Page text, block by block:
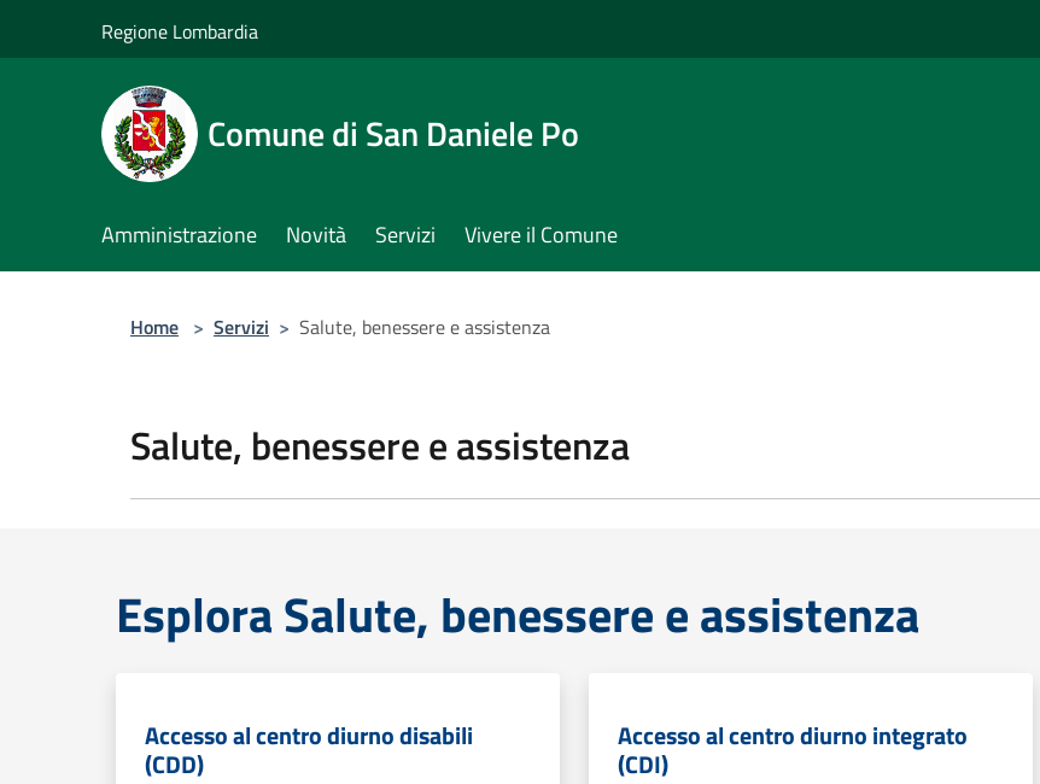
Regione Lombardia
Comune di San Daniele Po
Amministrazione Novità Servizi Vivere il Comune
Home > Servizi > Salute, benessere e assistenza
Salute, benessere e assistenza
Esplora Salute, benessere e assistenza
Accesso al centro diurno disabili
(CDD)
Accesso al centro diurno integrato
(CDI)